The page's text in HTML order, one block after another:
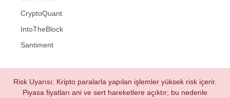
CryptoQuant
IntoTheBlock
Santiment
Risk Uyarısı: Kripto paralarla yapılan işlemler yüksek risk içerir.
Piyasa fiyatları ani ve sert hareketlere açıktır; bu nedenle